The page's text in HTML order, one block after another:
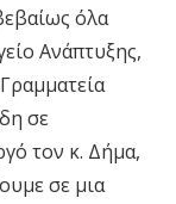
όλα
Ανάπτυξης,
σε
τον κ. Δήμα,
σε μια